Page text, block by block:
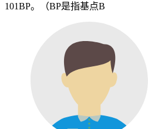
101BP。（BP是指基点B